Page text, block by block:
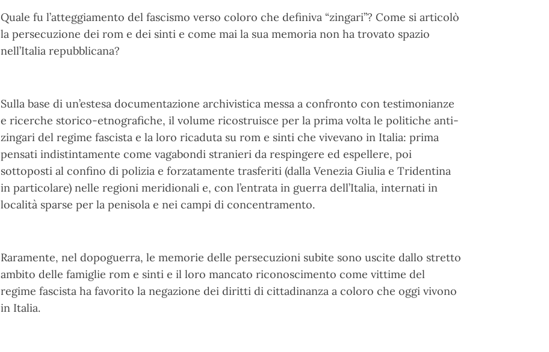
Quale fu l’atteggiamento del fascismo verso coloro che definiva “zingari”? Come si articolò
la persecuzione dei rom e dei sinti e come mai la sua memoria non ha trovato spazio
nell’Italia repubblicana?
Sulla base di un’estesa documentazione archivistica messa a confronto con testimonianze
e ricerche storico-etnografiche, il volume ricostruisce per la prima volta le politiche anti-
zingari del regime fascista e la loro ricaduta su rom e sinti che vivevano in Italia: prima
pensati indistintamente come vagabondi stranieri da respingere ed espellere, poi
sottoposti al confino di polizia e forzatamente trasferiti (dalla Venezia Giulia e Tridentina
in particolare) nelle regioni meridionali e, con l’entrata in guerra dell’Italia, internati in
località sparse per la penisola e nei campi di concentramento.
Raramente, nel dopoguerra, le memorie delle persecuzioni subite sono uscite dallo stretto
ambito delle famiglie rom e sinti e il loro mancato riconoscimento come vittime del
regime fascista ha favorito la negazione dei diritti di cittadinanza a coloro che oggi vivono
in Italia.